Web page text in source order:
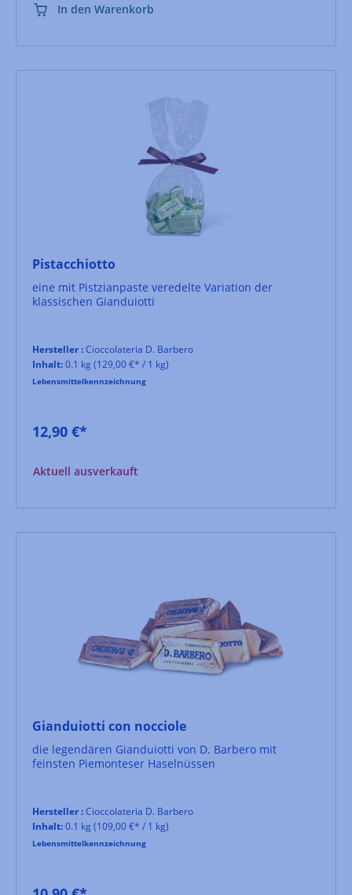
In den Warenkorb
Pistacchiotto
eine mit Pistzianpaste veredelte Variation der
klassischen Gianduiotti
Hersteller :Cioccolateria D. Barbero
Inhalt:0.1 kg (129,00 €* / 1 kg)
Lebensmittelkennzeichnung
12,90 €*
Aktuell ausverkauft
Gianduiotti con nocciole
die legendären Gianduiotti von D. Barbero mit
feinsten Piemonteser Haselnüssen
Hersteller :Cioccolateria D. Barbero
Inhalt:0.1 kg (109,00 €* / 1 kg)
Lebensmittelkennzeichnung